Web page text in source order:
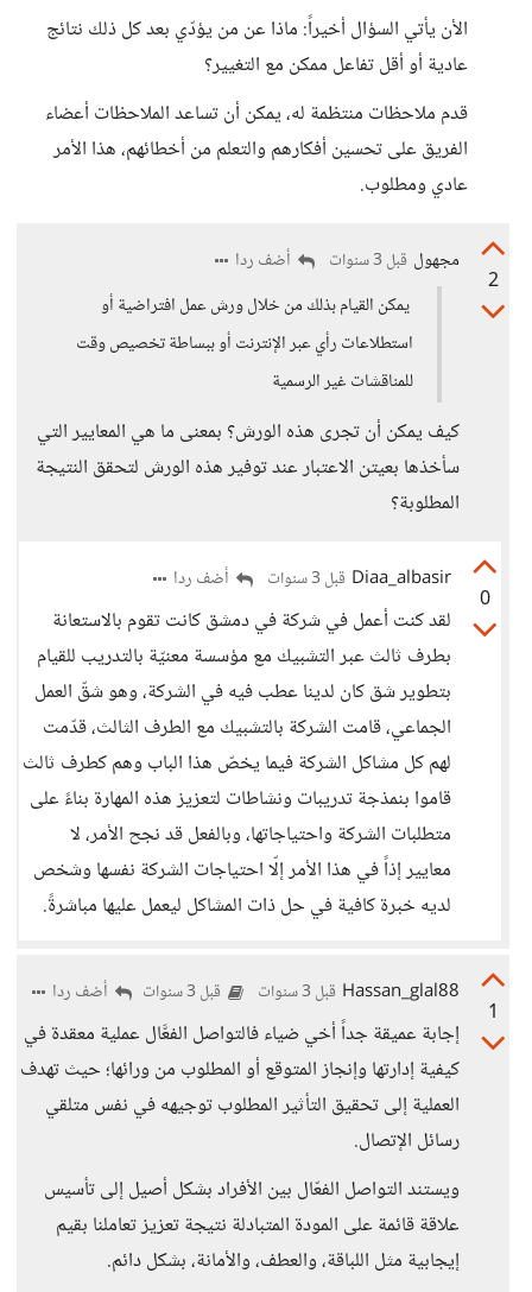
الأن يأتي السؤال أخيراً: ماذا عن من يؤدّي بعد كل ذلك نتائج
عادية أو أقل تفاعل ممكن مع التغيير؟
قدم ملاحظات منتظمة له، يمكن أن تساعد الملاحظات أعضاء
الفريق على تحسين أفكارهم والتعلم من أخطائهم، هذا الأمر
عادي ومطلوب.
2
مجهول قبل 3 سنوات
أضف ردا
يمكن القيام بذلك من خلال ورش عمل افتراضية أو
استطلاعات رأي عبر الإنترنت أو ببساطة تخصيص وقت
للمناقشات غير الرسمية
كيف يمكن أن تجرى هذه الورش؟ بمعنى ما هي المعايير التي
سأخذها بعيتن الاعتبار عند توفير هذه الورش لتحقق النتيجة
المطلوبة؟
0
Diaa_albasir قبل 3 سنوات أضف ردا
لقد كنت أعمل في شركة في دمشق كانت تقوم بالاستعانة
بطرف ثالث عبر التشبيك مع مؤسسة معنيّة بالتدريب للقيام
بتطوير شق كان لدينا عطب فيه في الشركة، وهو شقّ العمل
الجماعي، قامت الشركة بالتشبيك مع الطرف الثالث، قدّمت
لهم كل مشاكل الشركة فيما يخصّ هذا الباب وهم كطرف ثالث
قاموا بنمذجة تدريبات ونشاطات لتعزيز هذه المهارة بناءً على
متطلبات الشركة واحتياجاتها، وبالفعل قد نجح الأمر، لا
معايير إذاً في هذا الأمر إلّا احتياجات الشركة نفسها وشخص
لديه خبرة كافية في حل ذات المشاكل ليعمل عليها مباشرةً.
1
Hassan_glal88 قبل 3 سنوات قبل 3 سنوات أضف ردا
إجابة عميقة جداً أخي ضياء فالتواصل الفعَّال عملية معقدة في
كيفية إدارتها وإنجاز المتوقع أو المطلوب من ورائها؛ حيث تهدف
العملية إلى تحقيق التأثير المطلوب توجيهه في نفس متلقي
رسائل الإتصال.
ويستند التواصل الفعّال بين الأفراد بشكل أصيل إلى تأسيس
علاقة قائمة على المودة المتبادلة نتيجة تعزيز تعاملنا بقيم
إيجابية مثل اللباقة، والعطف، والأمانة، بشكل دائم.